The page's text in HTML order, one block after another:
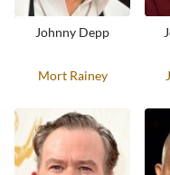
Johnny Depp
Mort Rainey